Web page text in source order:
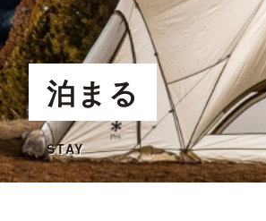
泊まる
STAY